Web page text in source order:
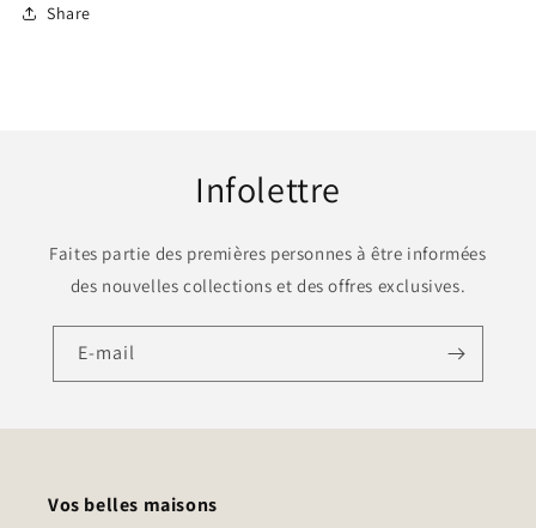
Share
Infolettre
Faites partie des premières personnes à être informées
des nouvelles collections et des offres exclusives.
E-mail
Vos belles maisons